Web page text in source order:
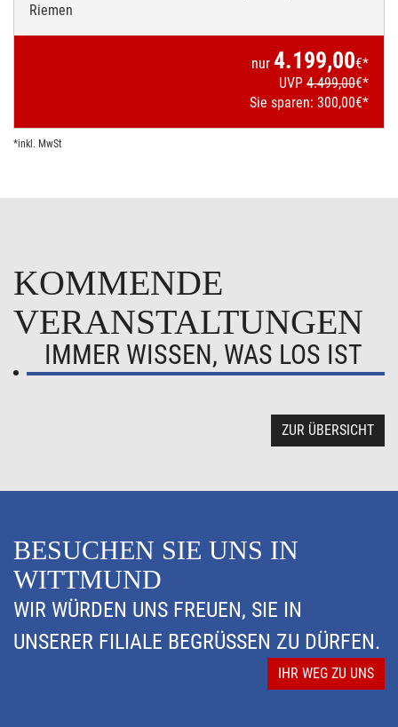
Riemen
nur 4.199,00€*
UVP 4.499,00€*
Sie sparen: 300,00€*
*inkl. MwSt
KOMMENDE
VERANSTALTUNGEN
IMMER WISSEN, WAS LOS IST
ZUR ÜBERSICHT
BESUCHEN SIE UNS IN
WITTMUND
WIR WÜRDEN UNS FREUEN, SIE IN
UNSERER FILIALE BEGRÜSSEN ZU DÜRFEN.
IHR WEG ZU UNS